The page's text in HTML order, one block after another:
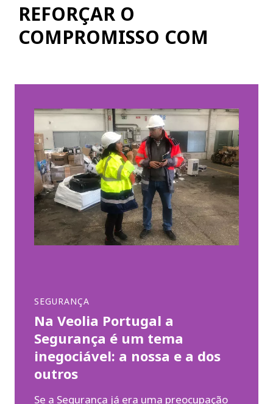
REFORÇAR O
COMPROMISSO COM
SEGURANÇA
Na Veolia Portugal a
Segurança é um tema
inegociável: a nossa e a dos
outros
Se a Segurança já era uma preocupação